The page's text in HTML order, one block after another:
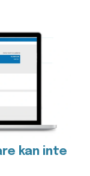
kan inte